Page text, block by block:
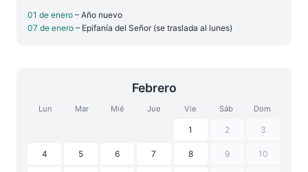
01 de enero – Año nuevo
07 de enero – Epifanía del Señor (se traslada al lunes)
Febrero
Lun Mar Mié Jue Vie Sáb Dom
1 2 3
4 5 6 7 8 9 10